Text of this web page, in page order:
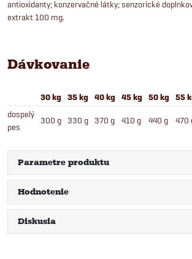
antioxidanty; konzervačné látky; senzorické
extrakt 100 mg.
Dávkovanie
30 kg 35 kg 40 kg 45 kg 50 kg 55
dospelý
pes
300 g 330 g 370 g 410 g 440 g 470
Parametre produktu
Hodnotenie
Diskusia